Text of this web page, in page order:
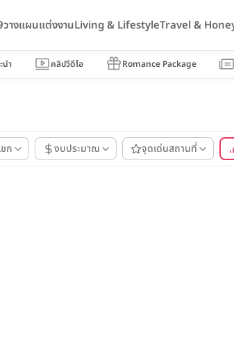
วางแผนแต่งงานLiving & LifestyleTravel &
นำ คลิปวีดีโอ Romance Package
ก งบประมาณ จุดเด่นสถานที่